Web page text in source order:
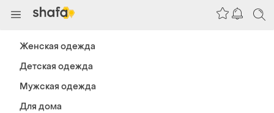
Женская одежда
Детская одежда
Мужская одежда
Для дома